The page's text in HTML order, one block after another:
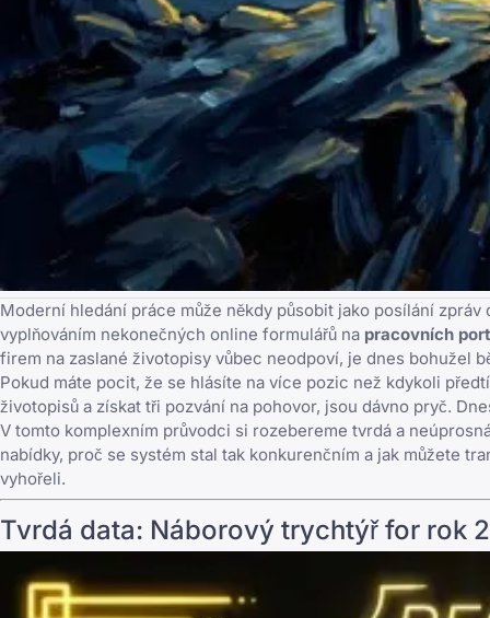
Moderní hledání práce může někdy působit jako posílání
vyplňováním nekonečných online formulářů na pracovních
firem na zaslané životopisy vůbec neodpoví, je dnes bohužel
Pokud máte pocit, že se hlásíte na více pozic než kdykoli
životopisů a získat tři pozvání na pohovor, jsou dávno pryč.
V tomto komplexním průvodci si rozebereme tvrdá a
nabídky, proč se systém stal tak konkurenčním a jak můžete
vyhořeli.
Tvrdá data: Náborový trychtýř for rok